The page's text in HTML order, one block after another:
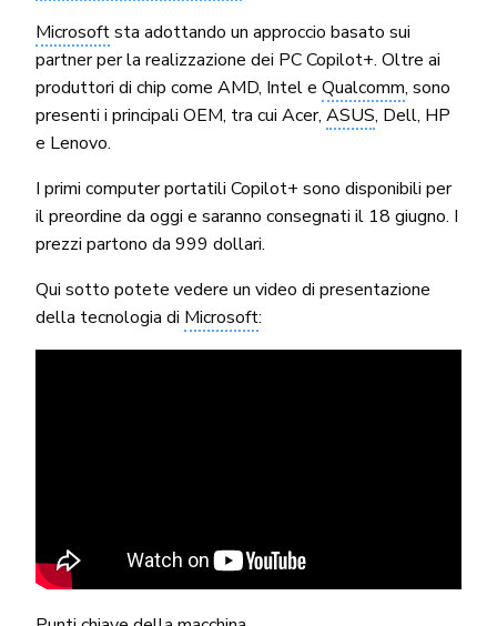
Microsoftsta adottando un approccio basato sui
partner per la realizzazione dei PC Copilot+. Oltre ai
produttori di chip come AMD, Intel eQualcomm, sono
presenti i principali OEM, tra cui Acer,ASUS, Dell, HP
e Lenovo.
I primi computer portatili Copilot+ sono disponibili per
il preordine da oggi e saranno consegnati il 18 giugno. I
prezzi partono da 999 dollari.
Qui sotto potete vedere un video di presentazione
della tecnologia di Microsoft: